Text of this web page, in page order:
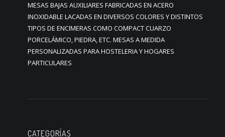
MESAS BAJAS AUXILIARES FABRICADAS EN ACERO
INOXIDABLE LACADAS EN DIVERSOS COLORES Y DISTINTOS
TIPOS DE ENCIMERAS COMO COMPACT CUARZO
PORCELÁMICO, PIEDRA, ETC. MESAS A MEDIDA
PERSONALIZADAS PARA HOSTELERIA Y HOGARES
PARTICULARES
CATEGORÍAS